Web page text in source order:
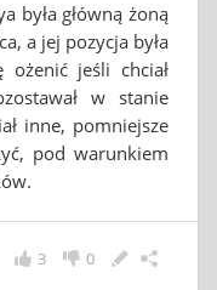
była główną żoną
a jej pozycja była
ożenić jeśli chciał
w stanie
inne, pomniejsze
pod warunkiem
0
3